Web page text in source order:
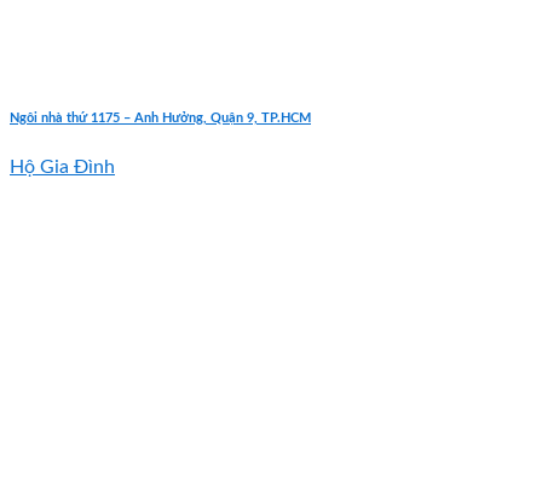
Ngôi nhà thứ 1175 – Anh Hưởng, Quận 9, TP.HCM
Hộ Gia Đình